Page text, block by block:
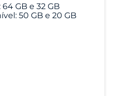
GB e 32 GB
50 GB e 20 GB